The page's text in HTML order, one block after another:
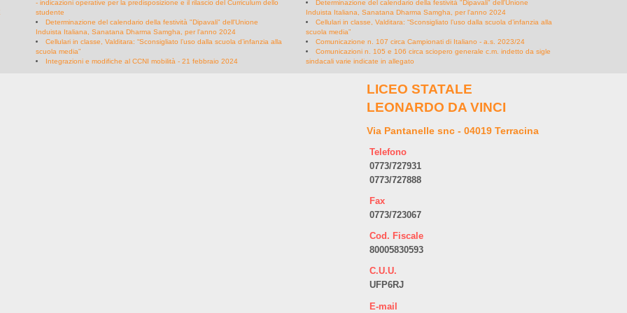
- indicazioni operative per la predisposizione e il rilascio del Curriculum dello
studente
Determinazione del calendario della festività "Dipavali" dell'Unione
Induista Italiana, Sanatana Dharma Samgha, per l'anno 2024
Cellulari in classe, Valditara: “Sconsigliato l’uso dalla scuola d’infanzia alla
scuola media”
Integrazioni e modifiche al CCNI mobilità - 21 febbraio 2024
Determinazione del calendario della festività "Dipavali" dell'Unione
Induista Italiana, Sanatana Dharma Samgha, per l'anno 2024
Cellulari in classe, Valditara: “Sconsigliato l’uso dalla scuola d’infanzia alla
scuola media”
Comunicazione n. 107 circa Campionati di Italiano - a.s. 2023/24
Comunicazioni n. 105 e 106 circa sciopero generale c.m. indetto da sigle
sindacali varie indicate in allegato
LICEO STATALE
LEONARDO DA VINCI
Via Pantanelle snc - 04019 Terracina
Telefono
0773/727931
0773/727888
Fax
0773/723067
Cod. Fiscale
80005830593
C.U.U.
UFP6RJ
E-mail